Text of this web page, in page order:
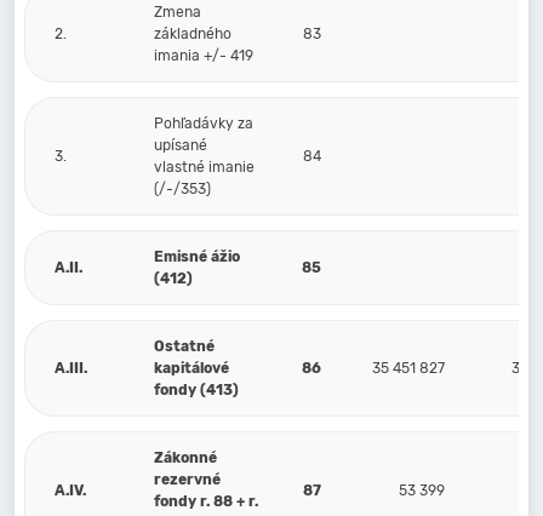
2.
Zmena
základného
imania +/- 419
83
3.
Pohľadávky za
upísané
vlastné imanie
(/-/353)
84
A.II.
Emisné ážio
(412)
85
A.III.
Ostatné
kapitálové
fondy (413)
86 35 451 827 35
A.IV.
Zákonné
rezervné
fondy r. 88 + r.
87 53 399